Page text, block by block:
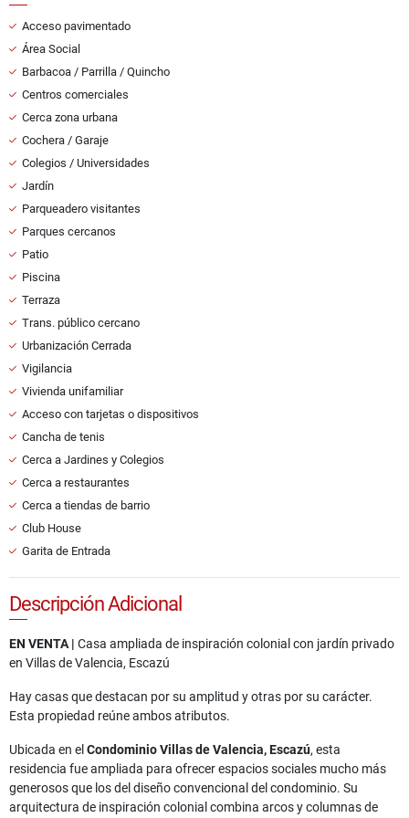
Acceso pavimentado
Área Social
Barbacoa / Parrilla / Quincho
Centros comerciales
Cerca zona urbana
Cochera / Garaje
Colegios / Universidades
Jardín
Parqueadero visitantes
Parques cercanos
Patio
Piscina
Terraza
Trans. público cercano
Urbanización Cerrada
Vigilancia
Vivienda unifamiliar
Acceso con tarjetas o dispositivos
Cancha de tenis
Cerca a Jardines y Colegios
Cerca a restaurantes
Cerca a tiendas de barrio
Club House
Garita de Entrada
Descripción Adicional
EN VENTA | Casa ampliada de inspiración colonial con jardín privado
en Villas de Valencia, Escazú
Hay casas que destacan por su amplitud y otras por su carácter.
Esta propiedad reúne ambos atributos.
Ubicada en el Condominio Villas de Valencia, Escazú, esta
residencia fue ampliada para ofrecer espacios sociales mucho más
generosos que los del diseño convencional del condominio. Su
arquitectura de inspiración colonial combina arcos y columnas de